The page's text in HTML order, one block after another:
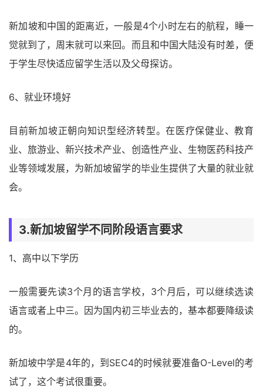
新加坡和中国的距离近，一般是4个小时左右的航程，睡一
觉就到了，周末就可以来回。而且和中国大陆没有时差，便
于学生尽快适应留学生活以及父母探访。
6、就业环境好
目前新加坡正朝向知识型经济转型。在医疗保健业、教育
业、旅游业、新兴技术产业、创造性产业、生物医药科技产
业等领域发展，为新加坡留学的毕业生提供了大量的就业就
会。
3.新加坡留学不同阶段语言要求
1、高中以下学历
一般需要先读3个月的语言学校，3个月后，可以继续选读
语言或者上中三。因为国内初三毕业去的，基本都要降级读
的。
新加坡中学是4年的，到SEC4的时候就要准备O-Level的考
试了，这个考试很重要。